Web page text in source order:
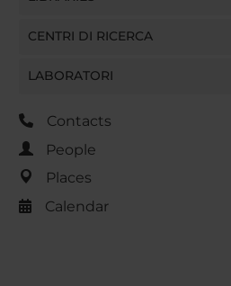
CENTRI DI RICERCA
LABORATORI
Contacts
People
Places
Calendar